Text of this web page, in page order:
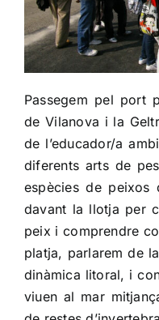
Passegem pel port
de Vilanova i la
de l’educador/a
diferents arts de
espècies de peixos
davant la llotja per
peix i comprendre
platja, parlarem de
dinàmica litoral, i
viuen al mar